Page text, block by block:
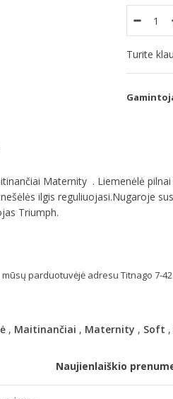
Turite
Maternity . Liemenėlė
ilgis reguliuojasi.Nugaroje
Triumph.
parduotuvėjė adresu Titnago 7-42
, Maitinančiai , Maternity , Soft ,
Naujienlaiškio